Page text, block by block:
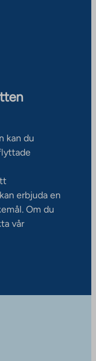
kan du
erbjuda en
Om du
vår